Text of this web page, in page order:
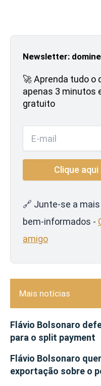
Newsletter:
🚀 Aprenda tudo o
apenas 3 minutos
gratuito
🔗 Junte-se a
bem-informados -
amigo
Mais notícias
Flávio Bolsonaro
para o split payment
Flávio Bolsonaro
exportação sobre o